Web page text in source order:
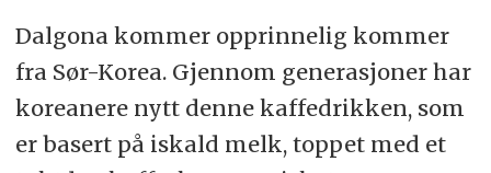
Dalgona kommer opprinnelig kommer
fra Sør-Korea. Gjennom generasjoner har
koreanere nytt denne kaffedrikken, som
er basert på iskald melk, toppet med et